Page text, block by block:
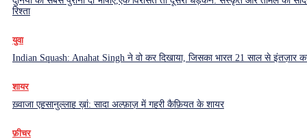
रिश्ता
युवा
Indian Squash: Anahat Singh ने वो कर दिखाया, जिसका भारत 21 साल से इंतज़ार
शायर
ख़्वाजा एहसानुल्लाह ख़ां: सादा अल्फ़ाज़ में गहरी कैफ़ियत के शायर
फ़ीचर